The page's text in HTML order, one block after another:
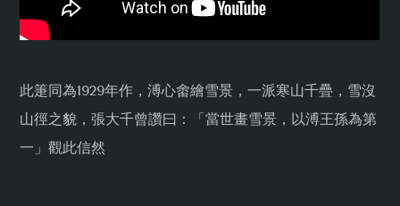
此箑同為1929年作，溥心畬繪雪景，一派寒山千疊，雪沒
山徑之貌，張大千曾讚曰：「當世畫雪景，以溥王孫為第
一」觀此信然